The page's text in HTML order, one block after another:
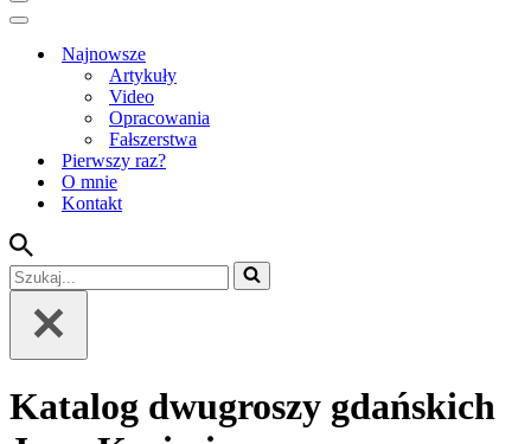
Menu
nawigacji
Menu
nawigacjiNajnowsze
Artykuły
Video
Opracowania
Fałszerstwa
Pierwszy raz?
O mnie
Kontakt
Szukaj...
Katalog dwugroszy gdańskich